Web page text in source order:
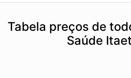
Tabela preços de
Saúde